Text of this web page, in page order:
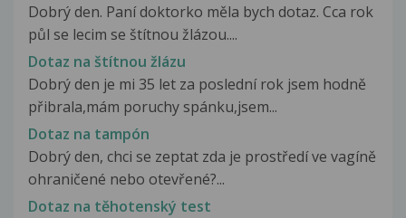
Dobrý den. Paní doktorko měla bych dotaz. Cca rok
půl se lecim se štítnou žlázou....
Dotaz na štítnou žlázu
Dobrý den je mi 35 let za poslední rok jsem hodně
přibrala,mám poruchy spánku,jsem...
Dotaz na tampón
Dobrý den, chci se zeptat zda je prostředí ve vagíně
ohraničené nebo otevřené?...
Dotaz na těhotenský test